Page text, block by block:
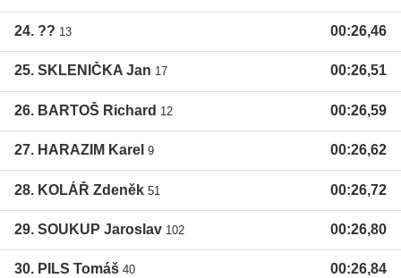
24. ?? 13 00:26,46
25. SKLENIČKA Jan 17 00:26,51
26. BARTOŠ Richard 12 00:26,59
27. HARAZIM Karel 9 00:26,62
28. KOLÁŘ Zdeněk 51 00:26,72
29. SOUKUP Jaroslav 102 00:26,80
30. PILS Tomáš 40 00:26,84